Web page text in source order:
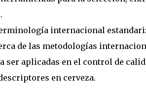
internacional
de las metodologías
ser aplicadas en el control de
en cerveza.